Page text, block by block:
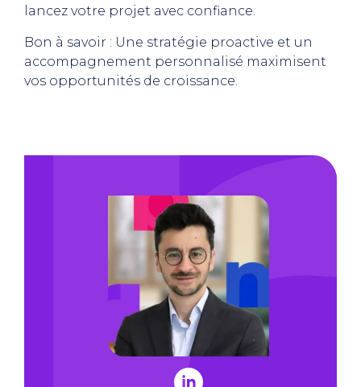
lancez votre projet avec confiance.
Bon à savoir : Une stratégie proactive et un
accompagnement personnalisé maximisent
vos opportunités de croissance.